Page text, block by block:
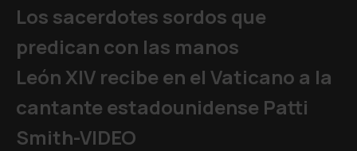
Los sacerdotes sordos que
predican con las manos
León XIV recibe en el Vaticano a la
cantante estadounidense Patti
Smith-VIDEO